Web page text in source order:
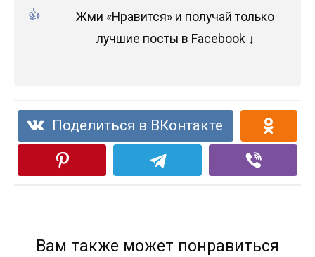
Жми «Нравится» и получай только
лучшие посты в Facebook ↓
Поделиться в ВКонтакте
Вам также может понравиться